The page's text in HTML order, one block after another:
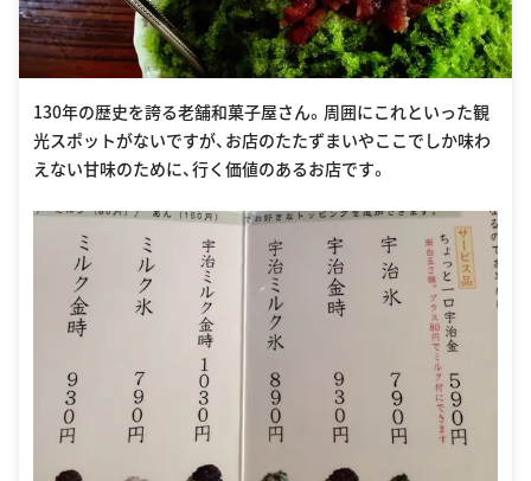
130年の歴史を誇る老舗和菓子屋さん。周囲にこれといった観
光スポットがないですが、お店のたたずまいやここでしか味わ
えない甘味のために、行く価値のあるお店です。